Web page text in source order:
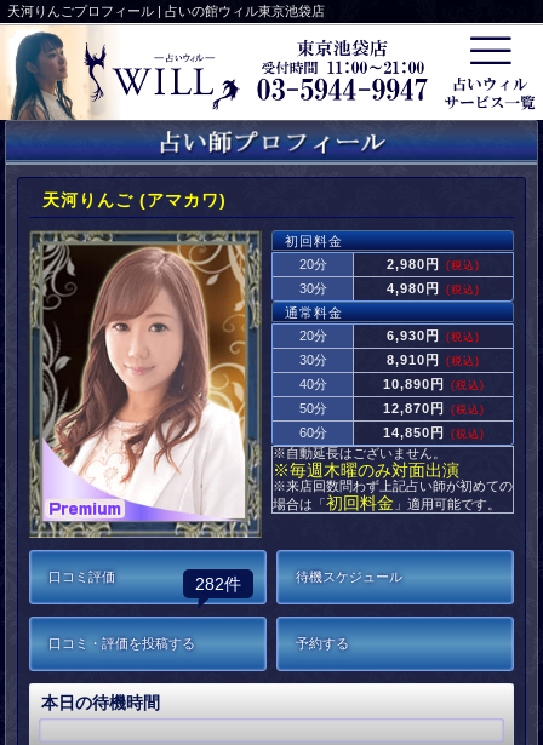
天河りんごプロフィール | 占いの館ウィル東京池袋店
天河りんご (アマカワ)
初回料金
20分
2,980円 (税込)
30分 4,980円 (税込)
通常料金
20分
6,930円 (税込)
30分 8,910円 (税込)
40分 10,890円 (税込)
50分 12,870円 (税込)
60分 14,850円 (税込)
※自動延長はございません。
※毎週木曜のみ対面出演
※来店回数問わず上記占い師が初めての
場合は「 初回料金 」適用可能です。
口コミ評価 282件 待機スケジュール
口コミ・評価を投稿する 予約する
本日の待機時間